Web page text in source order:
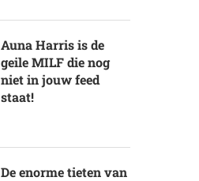
Auna Harris is de
geile MILF die nog
niet in jouw feed
staat!
De enorme tieten van